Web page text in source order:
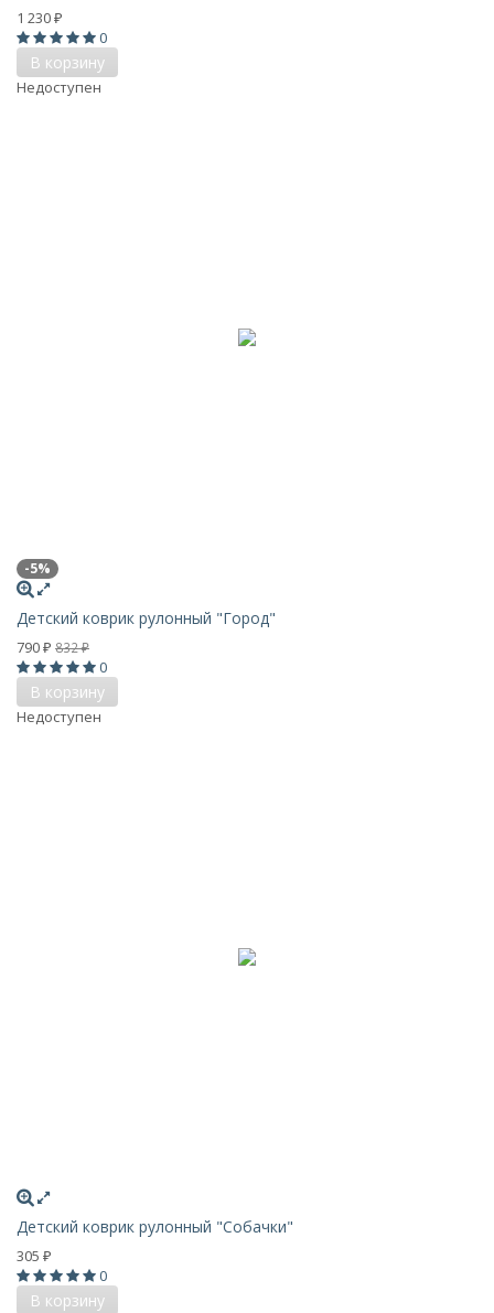
1 230 ₽
0
В корзину
Недоступен
-5%
Детский коврик рулонный "Город"
790 ₽ 832₽
0
В корзину
Недоступен
Детский коврик рулонный "Собачки"
305 ₽
0
В корзину